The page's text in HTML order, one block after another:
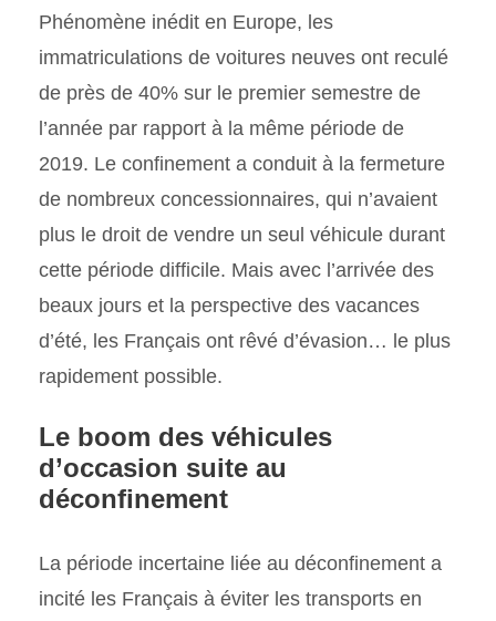
Phénomène inédit en Europe, les
immatriculations de voitures neuves ont reculé
de près de 40% sur le premier semestre de
l’année par rapport à la même période de
2019. Le confinement a conduit à la fermeture
de nombreux concessionnaires, qui n’avaient
plus le droit de vendre un seul véhicule durant
cette période difficile. Mais avec l’arrivée des
beaux jours et la perspective des vacances
d’été, les Français ont rêvé d’évasion… le plus
rapidement possible.
Le boom des véhicules
d’occasion suite au
déconfinement
La période incertaine liée au déconfinement a
incité les Français à éviter les transports en